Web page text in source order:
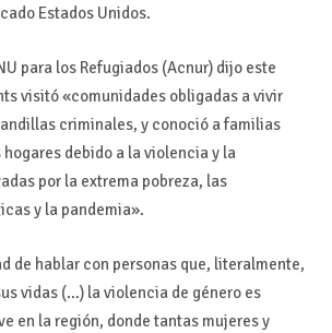
Estados Unidos.
para los Refugiados (Acnur) dijo este
visitó «comunidades obligadas a vivir
criminales, y conoció a familias
hogares debido a la violencia y la
por la extrema pobreza, las
y la pandemia».
de hablar con personas que, literalmente,
vidas (…) la violencia de género es
en la región, donde tantas mujeres y